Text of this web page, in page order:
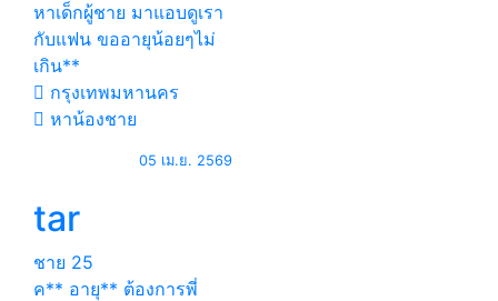
หาเด็กผู้ชาย มาแอบดูเรา
กับแฟน ขออายุน้อยๆไม่
เกิน**
กรุงเทพมหานคร
หาน้องชาย
05 เม.ย. 2569
tar
ชาย 25
ค** อายุ** ต้องการพี่